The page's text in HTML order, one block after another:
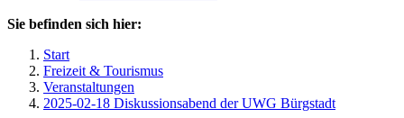
Sie befinden sich hier:
Start
Freizeit & Tourismus
Veranstaltungen
2025-02-18 Diskussionsabend der UWG Bürgstadt